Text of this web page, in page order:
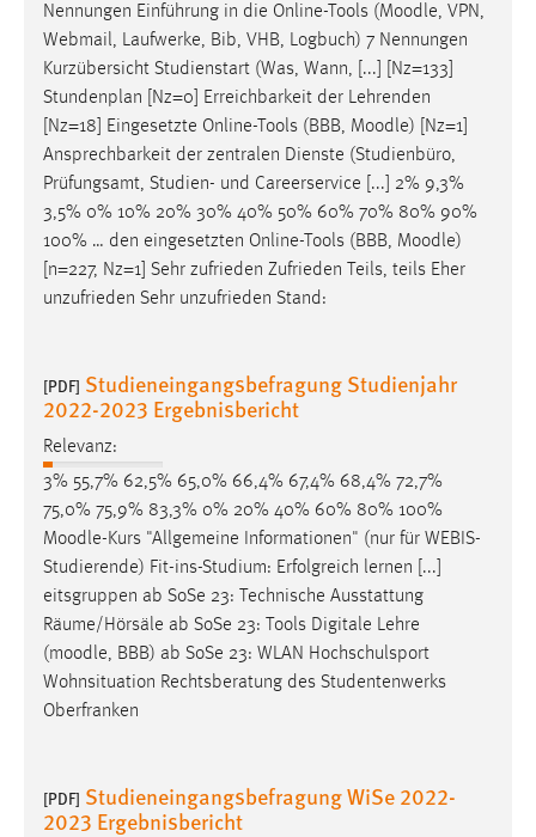
Nennungen Einführung in die Online-Tools (Moodle, VPN,
Webmail, Laufwerke, Bib, VHB, Logbuch) 7 Nennungen
Kurzübersicht Studienstart (Was, Wann, [...] [Nz=133]
Stundenplan [Nz=0] Erreichbarkeit der Lehrenden
[Nz=18] Eingesetzte Online-Tools (BBB, Moodle) [Nz=1]
Ansprechbarkeit der zentralen Dienste (Studienbüro,
Prüfungsamt, Studien- und Careerservice [...] 2% 9,3%
3,5% 0% 10% 20% 30% 40% 50% 60% 70% 80% 90%
100% … den eingesetzten Online-Tools (BBB, Moodle)
[n=227, Nz=1] Sehr zufrieden Zufrieden Teils, teils Eher
unzufrieden Sehr unzufrieden Stand:
[PDF] Studieneingangsbefragung Studienjahr
2022-2023 Ergebnisbericht
Relevanz:
3% 55,7% 62,5% 65,0% 66,4% 67,4% 68,4% 72,7%
75,0% 75,9% 83,3% 0% 20% 40% 60% 80% 100%
Moodle-Kurs "Allgemeine Informationen" (nur für WEBIS-
Studierende) Fit-ins-Studium: Erfolgreich lernen [...]
eitsgruppen ab SoSe 23: Technische Ausstattung
Räume/Hörsäle ab SoSe 23: Tools Digitale Lehre
(moodle, BBB) ab SoSe 23: WLAN Hochschulsport
Wohnsituation Rechtsberatung des Studentenwerks
Oberfranken
[PDF] Studieneingangsbefragung WiSe 2022-
2023 Ergebnisbericht